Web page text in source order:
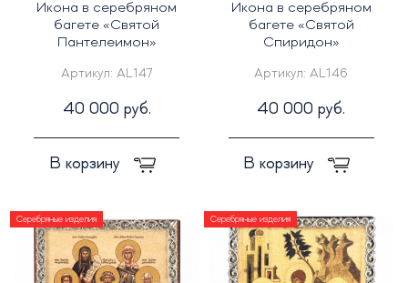
Икона в серебряном
багете «Святой
Пантелеимон»
Артикул: AL147
40 000 руб.
В корзину
Икона в серебряном
багете «Святой
Спиридон»
Артикул:AL146
40 000 руб.
В корзину
Серебряные изделия Серебряные изделия